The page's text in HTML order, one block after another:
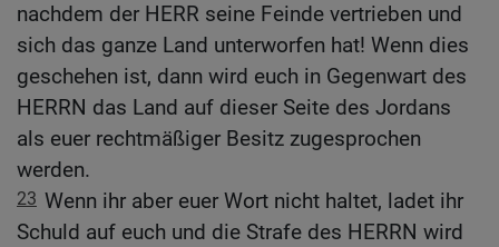
nachdem der HERR seine Feinde vertrieben und
sich das ganze Land unterworfen hat! Wenn dies
geschehen ist, dann wird euch in Gegenwart des
HERRN das Land auf dieser Seite des Jordans
als euer rechtmäßiger Besitz zugesprochen
werden.
23 Wenn ihr aber euer Wort nicht haltet, ladet ihr
Schuld auf euch und die Strafe des HERRN wird